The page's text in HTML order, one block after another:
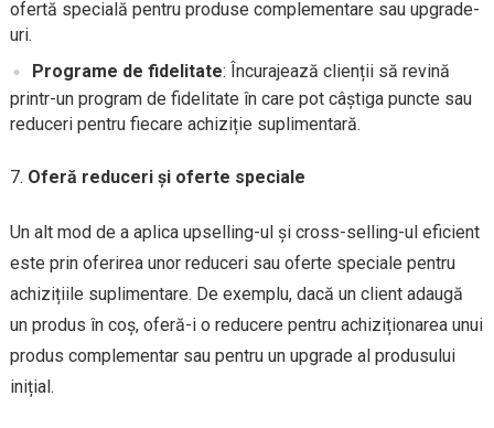
ofertă specială pentru produse complementare sau upgrade-
uri.
Programe de fidelitate: Încurajează clienții să revină
printr-un program de fidelitate în care pot câștiga puncte sau
reduceri pentru fiecare achiziție suplimentară.
Oferă reduceri și oferte speciale
Un alt mod de a aplica upselling-ul și cross-selling-ul eficient
este prin oferirea unor reduceri sau oferte speciale pentru
achizițiile suplimentare. De exemplu, dacă un client adaugă
un produs în coș, oferă-i o reducere pentru achiziționarea unui
produs complementar sau pentru un upgrade al produsului
inițial.